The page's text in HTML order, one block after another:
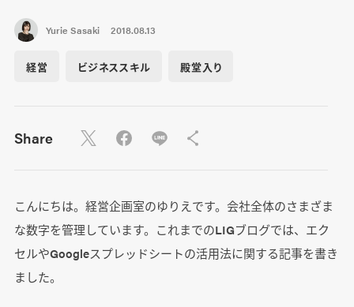
Yurie Sasaki 2018.08.13
経営 ビジネススキル 殿堂入り
Share
こんにちは。経営企画室のゆりえです。会社全体のさまざま
な数字を管理しています。これまでのLIGブログでは、エク
セルやGoogleスプレッドシートの活用法に関する記事を書き
ました。